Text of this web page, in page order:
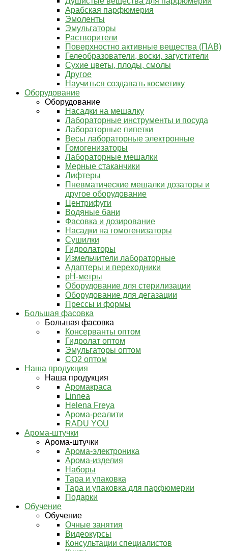
Арабская парфюмерия
Эмоленты
Эмульгаторы
Растворители
Поверхностно активные вещества (ПАВ)
Гелеобразователи, воски, загустители
Сухие цветы, плоды, смолы
Другое
Научиться создавать косметику
Оборудование
Оборудование
Насадки на мешалку
Лабораторные инструменты и посуда
Лабораторные пипетки
Весы лабораторные электронные
Гомогенизаторы
Лабораторные мешалки
Мерные стаканчики
Лифтеры
Пневматические мешалки дозаторы и
другое оборудование
Центрифуги
Водяные бани
Фасовка и дозирование
Насадки на гомогенизаторы
Сушилки
Гидролаторы
Измельчители лабораторные
Адаптеры и переходники
pH-метры
Оборудование для стерилизации
Оборудование для дегазации
Прессы и формы
Большая фасовка
Большая фасовка
Консерванты оптом
Гидролат оптом
Эмульгаторы оптом
СО2 оптом
Наша продукция
Наша продукция
Аромакраса
Linnea
Helena Freya
Арома-реалити
RADU YOU
Арома-штучки
Арома-штучки
Арома-электроника
Арома-изделия
Наборы
Тара и упаковка
Тара и упаковка для парфюмерии
Подарки
Обучение
Обучение
Очные занятия
Видеокурсы
Консультации специалистов